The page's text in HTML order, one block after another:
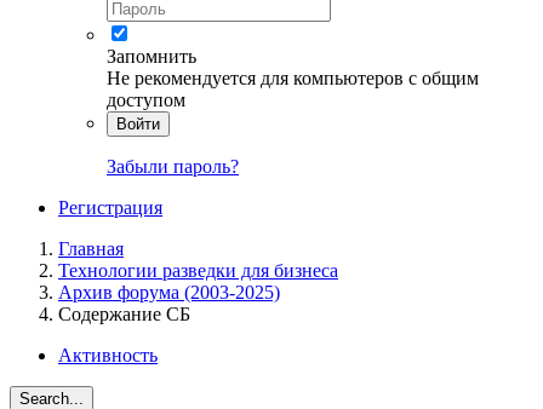
Запомнить
Не рекомендуется для компьютеров с общим
доступом
Войти
Забыли пароль?
Регистрация
Главная
Технологии разведки для бизнеса
Архив форума (2003-2025)
Содержание СБ
Активность
Search...